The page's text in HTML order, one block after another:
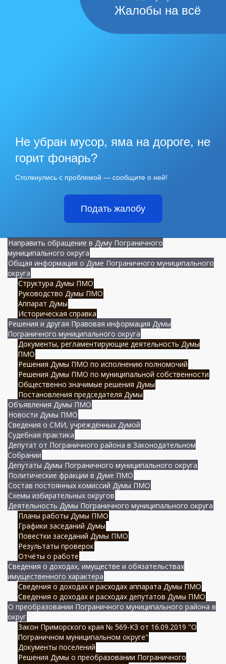
Жалобы на всё
Не убран мусор, яма на дороге, не
горит фонарь?
Столкнулись с проблемой — сообщите о ней!
Подать жалобу
Направить обращение в Думу Пограничного
муниципального округа
Общая информация о Думе Пограничного муниципального
округа
Структура Думы ПМО
Руководство Думы ПМО
Аппарат Думы
Историческая справка
Решения и другая Правовая информация Думы
Пограничного муниципального округа
Документы, регламентирующие деятельность Думы
ПМО
Решения Думы ПМО по исполнению полномочий
Решения Думы ПМО по муниципальной собственности
Общественно значимые решения Думы
Постановления председателя Думы
Объявления Думы ПМО
Новости Думы ПМО
Сведения о СМИ, учреждённых Думой
Судебная практика
Депутат от Пограничного района в Законодательном
Собрании
Депутаты Думы Пограничного муниципального округа
Политические фракции в Думе ПМО
Состав постоянных комиссий Думы ПМО
Схемы избирательных округов
Деятельность Думы Пограничного муниципального округа
Планы работы Думы ПМО
Графики заседаний Думы
Повестки заседаний Думы ПМО
Результаты проверок
Отчёты о работе
Сведения о доходах, имуществе и обязательствах
имущественного характера
Сведения о доходах и расходах аппарата Думы ПМО
Сведения о доходах и расходах депутатов Думы ПМО
О преобразовании Пограничного муниципального района в
округ
Закон Приморского края № 569-КЗ от 16.09.2019 "О
Пограничном муниципальном округе"
Документы поселений
Решения Думы о преобразовании Пограничного